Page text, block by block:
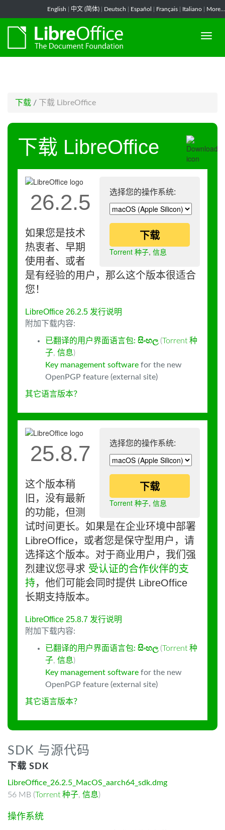
English 中文 (简体) Deutsch Español Français Italiano More...
下载 / 下载 LibreOffice
下载 LibreOffice
选择您的操作系统:
下载
Torrent 种子, 信息
26.2.5
如果您是技术
热衷者、早期
使用者、或者
是有经验的用户，那么这个版本很适合
您！
LibreOffice 26.2.5 发行说明
附加下载内容:
已翻译的用户界面语言包: සිංහල (Torrent 种
子, 信息)
Key management software for the new
OpenPGP feature (external site)
其它语言版本？
选择您的操作系统:
下载
Torrent 种子, 信息
25.8.7
这个版本稍
旧，没有最新
的功能，但测
试时间更长。如果是在企业环境中部署
LibreOffice，或者您是保守型用户，请
选择这个版本。对于商业用户，我们强
烈建议您寻求 受认证的合作伙伴的支
持，他们可能会同时提供 LibreOffice
长期支持版本。
LibreOffice 25.8.7 发行说明
附加下载内容:
已翻译的用户界面语言包: සිංහල (Torrent 种
子, 信息)
Key management software for the new
OpenPGP feature (external site)
其它语言版本？
SDK 与源代码
下载 SDK
LibreOffice_26.2.5_MacOS_aarch64_sdk.dmg
56 MB (Torrent 种子, 信息)
操作系统